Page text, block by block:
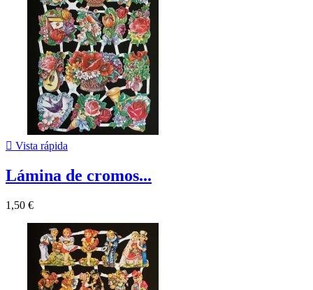
 Vista rápida
Lámina de cromos...
1,50 €